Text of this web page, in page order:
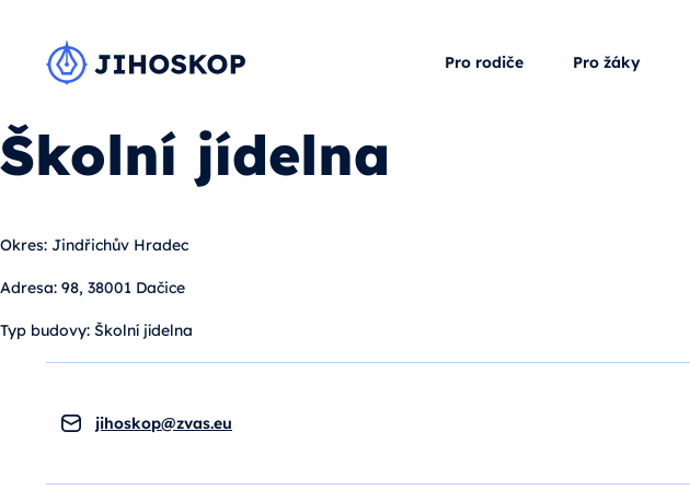
Pro rodiče Pro žáky
Školní jídelna
Okres: Jindřichův Hradec
Adresa: 98, 38001 Dačice
Typ budovy: Školní jídelna
jihoskop@zvas.eu